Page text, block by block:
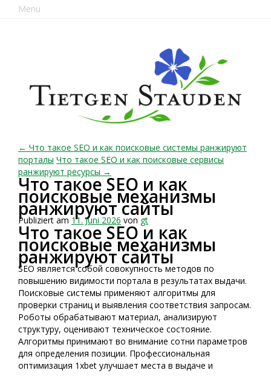
Menu
← Что такое SEO и как поисковые системы ранжируют
порталы Что такое SEO и как поисковые сервисы
ранжируют ресурсы →
Что такое SEO и как
поисковые механизмы
ранжируют сайты
Publiziert am 11. Juni 2026 von gt
Что такое SEO и как
поисковые механизмы
ранжируют сайты
SEO является собой совокупность методов по
повышению видимости портала в результатах выдачи.
Поисковые системы применяют алгоритмы для
проверки страниц и выявления соответствия запросам.
Роботы обрабатывают материал, анализируют
структуру, оценивают техническое состояние.
Алгоритмы принимают во внимание сотни параметров
для определения позиции. Профессиональная
оптимизация 1xbet улучшает места в выдаче и